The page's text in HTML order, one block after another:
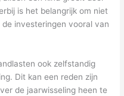
is het belangrijk om niet
investeringen vooral van
ook zelfstandig
Dit kan een reden zijn
de jaarwisseling heen te